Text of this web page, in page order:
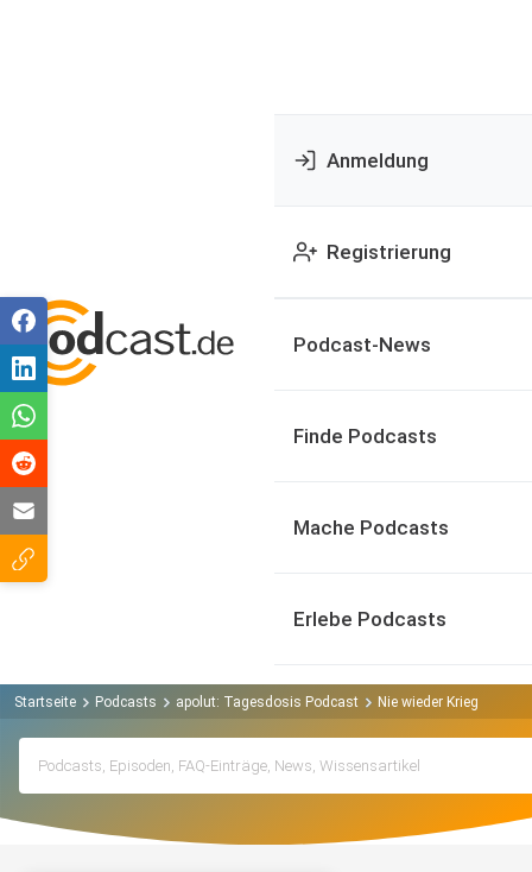
Anmeldung
Registrierung
Podcast-News
Finde Podcasts
Mache Podcasts
Erlebe Podcasts
Startseite Podcasts apolut: Tagesdosis Podcast Nie wieder Krieg ohne